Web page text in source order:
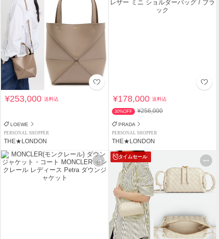
¥253,000送料込
LOEWE
PERSONAL SHOPPER
THE★LONDON
¥178,000送料込
30%OFF ¥256,000
PRADA
PERSONAL SHOPPER
THE★LONDON
タイムセール